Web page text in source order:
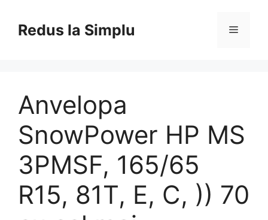
contentRedus la Simplu Menu
Anvelopa
SnowPower HP MS
3PMSF, 165/65
R15, 81T, E, C, )) 70